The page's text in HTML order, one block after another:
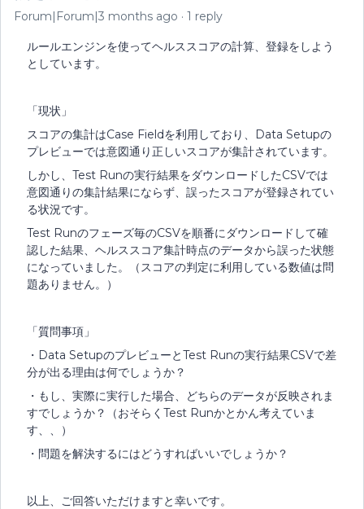
Forum|Forum|3 months ago 1 reply
ルールエンジンを使ってヘルススコアの計算、登録をしよう
としています。
「現状」
スコアの集計はCase Fieldを利用しており、Data Setupの
プレビューでは意図通り正しいスコアが集計されています。
しかし、Test Runの実行結果をダウンロードしたCSVでは
意図通りの集計結果にならず、誤ったスコアが登録されてい
る状況です。
Test Runのフェーズ毎のCSVを順番にダウンロードして確
認した結果、ヘルススコア集計時点のデータから誤った状態
になっていました。（スコアの判定に利用している数値は問
題ありません。）
「質問事項」
・Data SetupのプレビューとTest Runの実行結果CSVで差
分が出る理由は何でしょうか？
・もし、実際に実行した場合、どちらのデータが反映されま
すでしょうか？（おそらくTest Runかとかん考えていま
す、、）
・問題を解決するにはどうすればいいでしょうか？
以上、ご回答いただけますと幸いです。